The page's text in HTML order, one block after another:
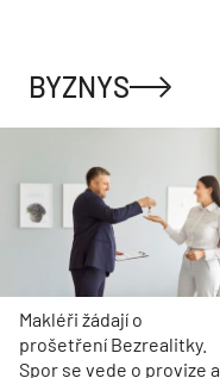
BYZNYS
Makléři žádají o
prošetření Bezrealitky.
Spor se vede o provize a